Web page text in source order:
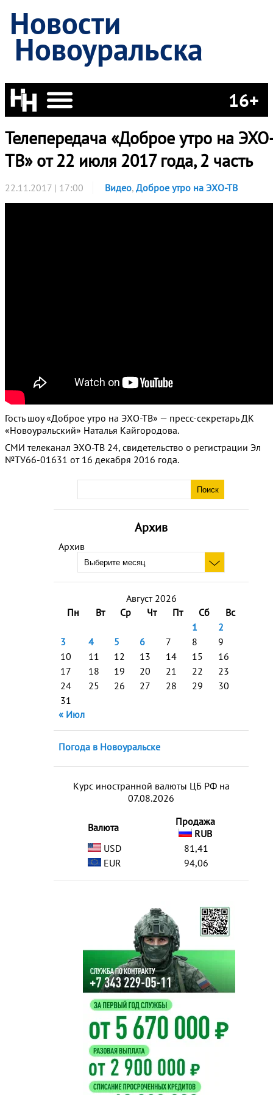
Новости
Новоуральска
16+
Архив
Архив
Август 2026
Пн
Вт Ср Чт Пт Сб
Вс
1
2
3
4 5 6 7 8
9
10
11 12 13 14 15
16
17
18 19 20 21 22
23
24
25 26 27 28 29
30
31
« Июл
Погода в Новоуральске
Курс иностранной валюты ЦБ РФ на
07.08.2026
Валюта
Продажа
RUB
USD
81,41
EUR
94,06
Телепередача «Доброе утро на
ТВ» от 22 июля 2017 года, 2 часть
22.11.2017 | 17:00 Видео, Доброе утро на ЭХО-ТВ
Гость шоу «Доброе утро на ЭХО-ТВ» — пресс-секретарь ДК
«Новоуральский» Наталья Кайгородова.
СМИ телеканал ЭХО-ТВ 24, свидетельство о регистрации Эл
№ТУ66-01631 от 16 декабря 2016 года.